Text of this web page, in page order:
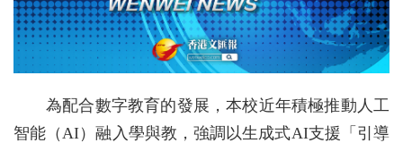
為配合數字教育的發展，本校近年積極推動人工
智能（AI）融入學與教，強調以生成式AI支援「引導